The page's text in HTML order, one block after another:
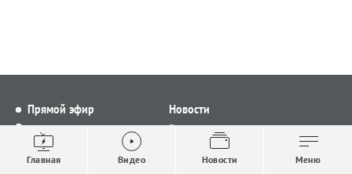
Прямой эфир
Видео
Выпуски новостей
Проекты
Новости
Все новости
Общество
Строительство и ЖКХ
Главная Видео Новости Меню